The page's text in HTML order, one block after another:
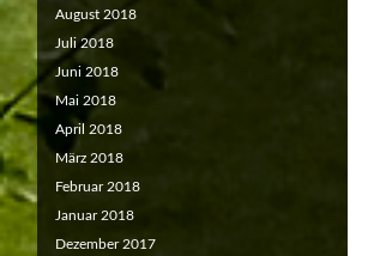
August 2018
Juli 2018
Juni 2018
Mai 2018
April 2018
März 2018
Februar 2018
Januar 2018
Dezember 2017